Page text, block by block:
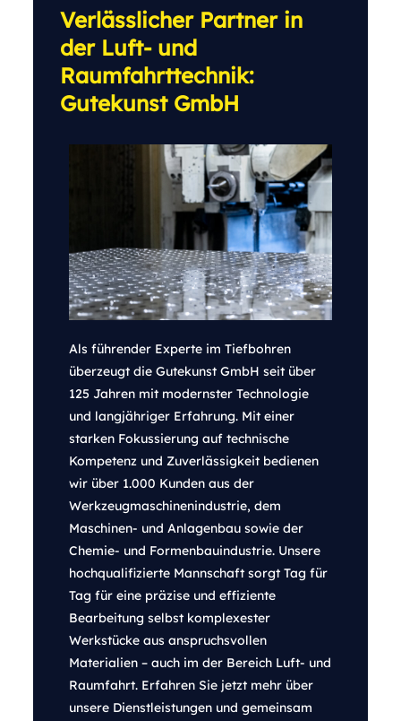
Verlässlicher Partner in
der Luft- und
Raumfahrttechnik:
Gutekunst GmbH
Als führender Experte im Tiefbohren
überzeugt die Gutekunst GmbH seit über
125 Jahren mit modernster Technologie
und langjähriger Erfahrung. Mit einer
starken Fokussierung auf technische
Kompetenz und Zuverlässigkeit bedienen
wir über 1.000 Kunden aus der
Werkzeugmaschinenindustrie, dem
Maschinen- und Anlagenbau sowie der
Chemie- und Formenbauindustrie. Unsere
hochqualifizierte Mannschaft sorgt Tag für
Tag für eine präzise und effiziente
Bearbeitung selbst komplexester
Werkstücke aus anspruchsvollen
Materialien – auch im der Bereich Luft- und
Raumfahrt. Erfahren Sie jetzt mehr über
unsere Dienstleistungen und gemeinsam